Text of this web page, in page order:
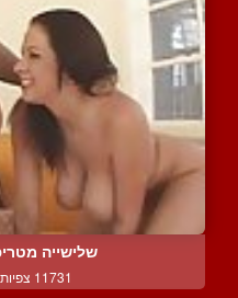
שלישייה
11731 צפיות